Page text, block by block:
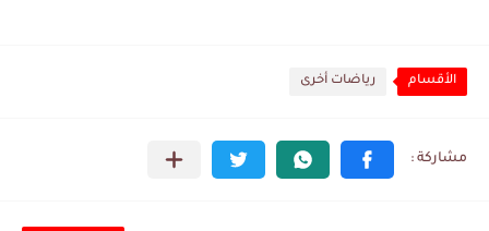
الأقسام رياضات أخرى